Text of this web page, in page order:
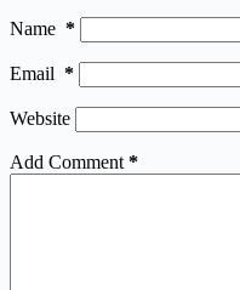
Name *
Email *
Website
Add Comment *